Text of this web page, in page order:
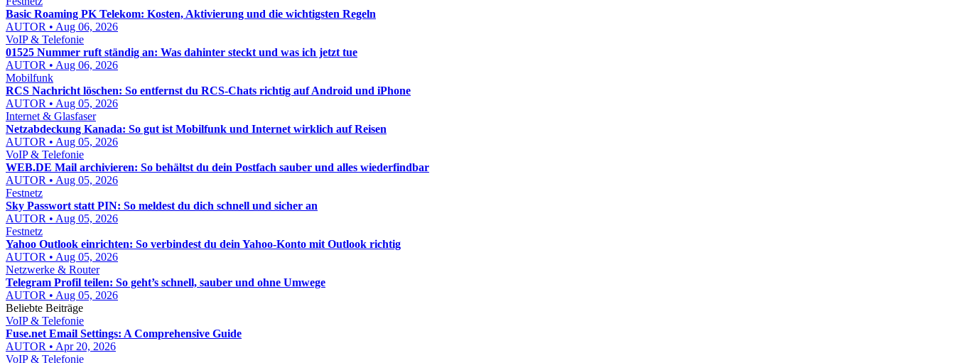
Basic Roaming PK Telekom: Kosten, Aktivierung und die wichtigsten Regeln
AUTOR • Aug 06, 2026
VoIP & Telefonie
01525 Nummer ruft ständig an: Was dahinter steckt und was ich jetzt tue
AUTOR • Aug 06, 2026
Mobilfunk
RCS Nachricht löschen: So entfernst du RCS-Chats richtig auf Android und iPhone
AUTOR • Aug 05, 2026
Internet & Glasfaser
Netzabdeckung Kanada: So gut ist Mobilfunk und Internet wirklich auf Reisen
AUTOR • Aug 05, 2026
VoIP & Telefonie
WEB.DE Mail archivieren: So behältst du dein Postfach sauber und alles wiederfindbar
AUTOR • Aug 05, 2026
Festnetz
Sky Passwort statt PIN: So meldest du dich schnell und sicher an
AUTOR • Aug 05, 2026
Festnetz
Yahoo Outlook einrichten: So verbindest du dein Yahoo-Konto mit Outlook richtig
AUTOR • Aug 05, 2026
Netzwerke & Router
Telegram Profil teilen: So geht’s schnell, sauber und ohne Umwege
AUTOR • Aug 05, 2026
Beliebte Beiträge
VoIP & Telefonie
Fuse.net Email Settings: A Comprehensive Guide
AUTOR • Apr 20, 2026
VoIP & Telefonie